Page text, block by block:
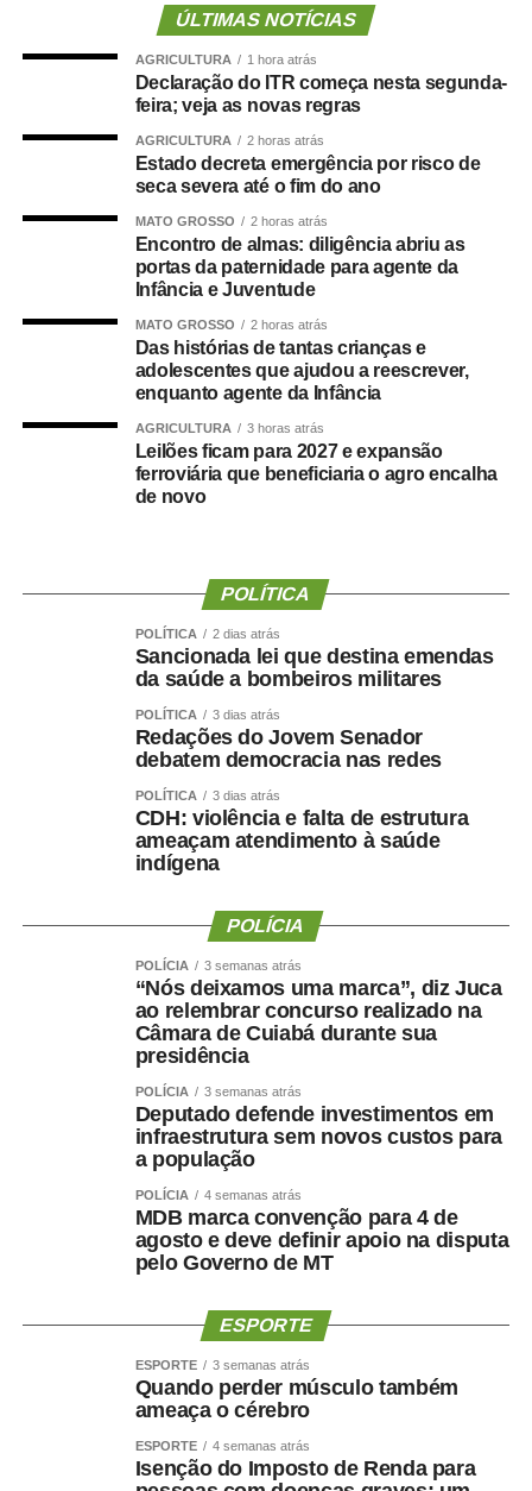
Para o empresário, a alteração não representa apenas
uma mudança na composição eleitoral, mas uma quebra
de compromisso.
“Não se trata apenas de uma mudança de candidatura.
Trata-se da forma como a política é conduzida.”
de uma negociação informal. Ele afirmou que aceitou o
convite depois de uma decisão política que, inclusive, foi
levada à convenção partidária.
“Foi uma escolha política apresentada, construída e
formalizada dentro do processo partidário, inclusive com
a realização da convenção.”
A partir da definição, afirmou o empresário, pessoas
foram mobilizadas e uma estrutura de campanha
começou a ser organizada.
na seriedade de uma decisão tomada por quem pretende
governar Mato Grosso.”
A manifestação ocorre apenas dois dias depois de Maluf
Durante a convenção do Novo, na quarta-feira (5), ele
chegou a descartar a possibilidade de uma nova
“Martelo batido, prego batido e ponta virada”, disse na
Na mesma oportunidade, Maluf confirmou a aliança entre
Novo, PL e MDB e afirmou que as siglas haviam chegado
a um consenso para caminhar juntas nas eleições.
A escolha de Farina representa uma mudança de última
hora na chapa de Wellington, depois de semanas de
negociações envolvendo a vaga de vice. Antes de ser
indicado, Maluf havia desistido de uma pré-candidatura
própria ao Governo pelo Novo para contribuir com a
composição liderada pelo senador.
Na nota desta sexta-feira, Maluf ampliou as críticas e
afirmou que quem pretende comandar o Estado precisa
demonstrar capacidade de cumprir compromissos
“Quem pretende governar um Estado precisa, antes de
tudo, demonstrar que sua palavra tem valor. Precisa
respeitar compromissos, aliados e pessoas que
aceitaram caminhar ao seu lado.”
ÚLTIMAS NOTÍCIAS
AGRICULTURA 1 hora atrás
Declaração do ITR começa nesta segunda-
feira; veja as novas regras
AGRICULTURA 2 horas atrás
Estado decreta emergência por risco de
seca severa até o fim do ano
MATO GROSSO 2 horas atrás
Encontro de almas: diligência abriu as
portas da paternidade para agente da
Infância e Juventude
MATO GROSSO 2 horas atrás
Das histórias de tantas crianças e
adolescentes que ajudou a reescrever,
enquanto agente da Infância
AGRICULTURA 3 horas atrás
Leilões ficam para 2027 e expansão
ferroviária que beneficiaria o agro encalha
de novo
POLÍTICA
POLÍTICA 2 dias atrás
Sancionada lei que destina emendas
da saúde a bombeiros militares
POLÍTICA 3 dias atrás
Redações do Jovem Senador
debatem democracia nas redes
POLÍTICA 3 dias atrás
CDH: violência e falta de estrutura
ameaçam atendimento à saúde
indígena
POLÍCIA
POLÍCIA 3 semanas atrás
“Nós deixamos uma marca”, diz Juca
ao relembrar concurso realizado na
Câmara de Cuiabá durante sua
presidência
POLÍCIA 3 semanas atrás
Deputado defende investimentos em
infraestrutura sem novos custos para
a população
POLÍCIA 4 semanas atrás
MDB marca convenção para 4 de
agosto e deve definir apoio na disputa
pelo Governo de MT
ESPORTE
ESPORTE 3 semanas atrás
Quando perder músculo também
ameaça o cérebro
ESPORTE 4 semanas atrás
Isenção do Imposto de Renda para